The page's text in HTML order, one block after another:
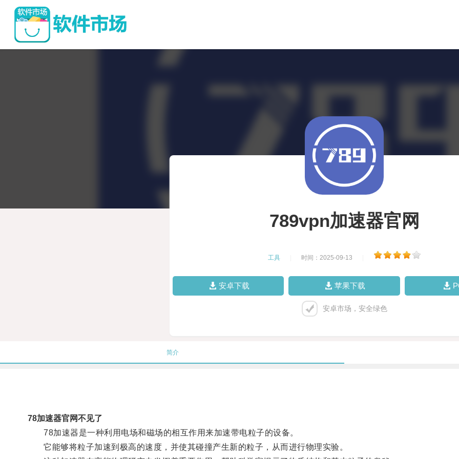
789vpn加速器官网
工具 时间：2025-09-13
安卓下载 苹果下载
安卓市场，安全绿色
简介
78加速器官网不见了
78加速器是一种利用电场和磁场的相互作用来加速带电粒子的设备。
它能够将粒子加速到极高的速度，并使其碰撞产生新的粒子，从而进行物理实验。